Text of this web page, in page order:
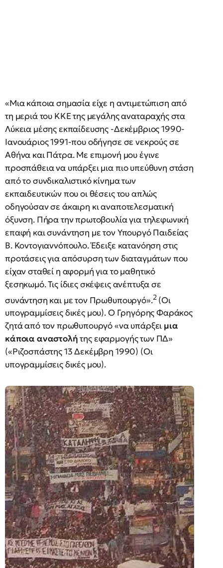
«Μια κάποια σημασία είχε η αντιμετώπιση από
τη μεριά του ΚΚΕ της μεγάλης αναταραχής στα
Λύκεια μέσης εκπαίδευσης -Δεκέμβριος 1990-
Ιανουάριος 1991-που οδήγησε σε νεκρούς σε
Αθήνα και Πάτρα. Με επιμονή μου έγινε
προσπάθεια να υπάρξει μια πιο υπεύθυνη στάση
από το συνδικαλιστικό κίνημα των
εκπαιδευτικών που οι θέσεις του απλώς
οδηγούσαν σε άκαιρη κι αναποτελεσματική
όξυνση. Πήρα την πρωτοβουλία για τηλεφωνική
επαφή και συνάντηση με τον Υπουργό Παιδείας
Β. Κοντογιαννόπουλο. Έδειξε κατανόηση στις
προτάσεις για απόσυρση των διαταγμάτων που
είχαν σταθεί η αφορμή για το μαθητικό
ξεσηκωμό. Τις ίδιες σκέψεις ανέπτυξα σε
συνάντηση και με τον Πρωθυπουργό».2(Οι
υπογραμμίσεις δικές μου). Ο Γρηγόρης Φαράκος
ζητά από τον πρωθυπουργό «να υπάρξει μια
κάποια αναστολήτης εφαρμογής των ΠΔ»
(«Ριζοσπάστης 13 Δεκέμβρη 1990) (Οι
υπογραμμίσεις δικές μου).